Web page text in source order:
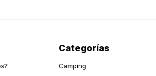
Categorías
Camping